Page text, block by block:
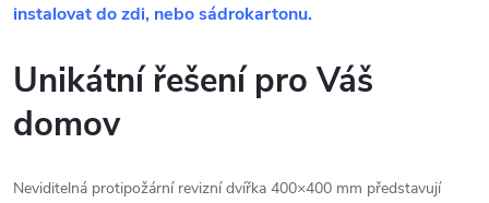
instalovat do zdi, nebo sádrokartonu.
Unikátní řešení pro Váš
domov
Neviditelná protipožární revizní dvířka 400×400 mm představují